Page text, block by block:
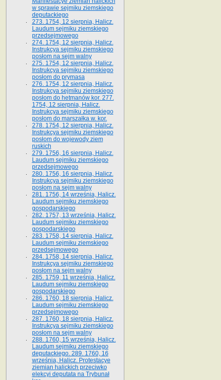
w sprawie sejmiku ziemskiego
deputackiego
273. 1754, 12 sierpnia, Halicz.
Laudum sejmiku ziemskiego
przedsejmowego
274. 1754, 12 sierpnia, Halicz.
Instrukcya sejmiku ziemskiego
posłom na sejm walny
275. 1754, 12 sierpnia, Halicz.
Instrukcya sejmiku ziemskiego
posłom do prymasa
276. 1754, 12 sierpnia, Halicz.
Instrukcya sejmiku ziemskiego
posłom do hetmanów kor. 277.
1754, 12 sierpnia, Halicz.
Instrukcya sejmiku ziemskiego
posłom do marszałka w. kor.
278. 1754, 12 sierpnia, Halicz.
Instrukcya sejmiku ziemskiego
posłom do wojewody ziem
ruskich
279. 1756, 16 sierpnia, Halicz.
Laudum sejmiku ziemskiego
przedsejmowego
280. 1756, 16 sierpnia, Halicz.
Instrukcya sejmiku ziemskiego
posłom na sejm walny
281. 1756, 14 września, Halicz.
Laudum sejmiku ziemskiego
gospodarskiego
282. 1757, 13 września, Halicz.
Laudum sejmiku ziemskiego
gospodarskiego
283. 1758, 14 sierpnia, Halicz.
Laudum sejmiku ziemskiego
przedsejmowego
284. 1758, 14 sierpnia, Halicz.
Instrukcya sejmiku ziemskiego
posłom na sejm walny
285. 1759, 11 września, Halicz.
Laudum sejmiku ziemskiego
gospodarskiego
286. 1760, 18 sierpnia, Halicz.
Laudum sejmiku ziemskiego
przedsejmowego
287. 1760, 18 sierpnia, Halicz.
Instrukcya sejmiku ziemskiego
posłom na sejm walny
288. 1760, 15 września, Halicz.
Laudum sejmiku ziemskiego
deputackiego. 289. 1760, 16
września, Halicz. Protestacye
ziemian halickich przeciwko
elekcyi deputata na Trybunał